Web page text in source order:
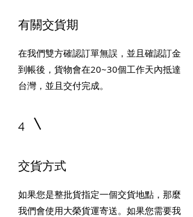
有關交貨期
在我們雙方確認訂單無誤，並且確認訂金
到帳後，貨物會在20~30個工作天內抵達
台灣，並且交付完成。
4
交貨方式
如果您是整批貨指定一個交貨地點，那麼
我們會使用大榮貨運寄送。如果您需要我